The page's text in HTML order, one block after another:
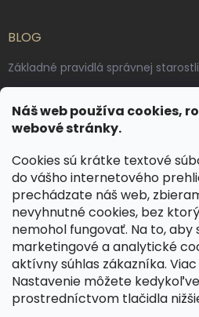
Náš web používa cookies,
webové stránky.
Cookies sú krátke textové
do vášho internetového
prechádzate náš web,
nevyhnutné cookies, bez
nemohol fungovať. Na to,
marketingové a analytické
aktívny súhlas zákazníka.
Nastavenie môžete
prostredníctvom tlačidla
BLOG
Základné pravidlá správnej
Výroba českých kožených
remesla
KONTAKT
dotazy@ spongr.cz
+420 776 663 962
https://www.facebook.com/
spongr.cz